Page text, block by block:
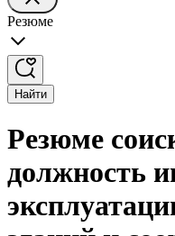
Резюме
Найти
Резюме
должность